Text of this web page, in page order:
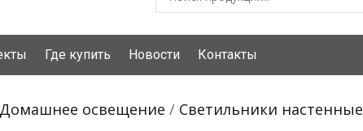
Где купить Новости Контакты
Домашнее освещение / Светильники настенные